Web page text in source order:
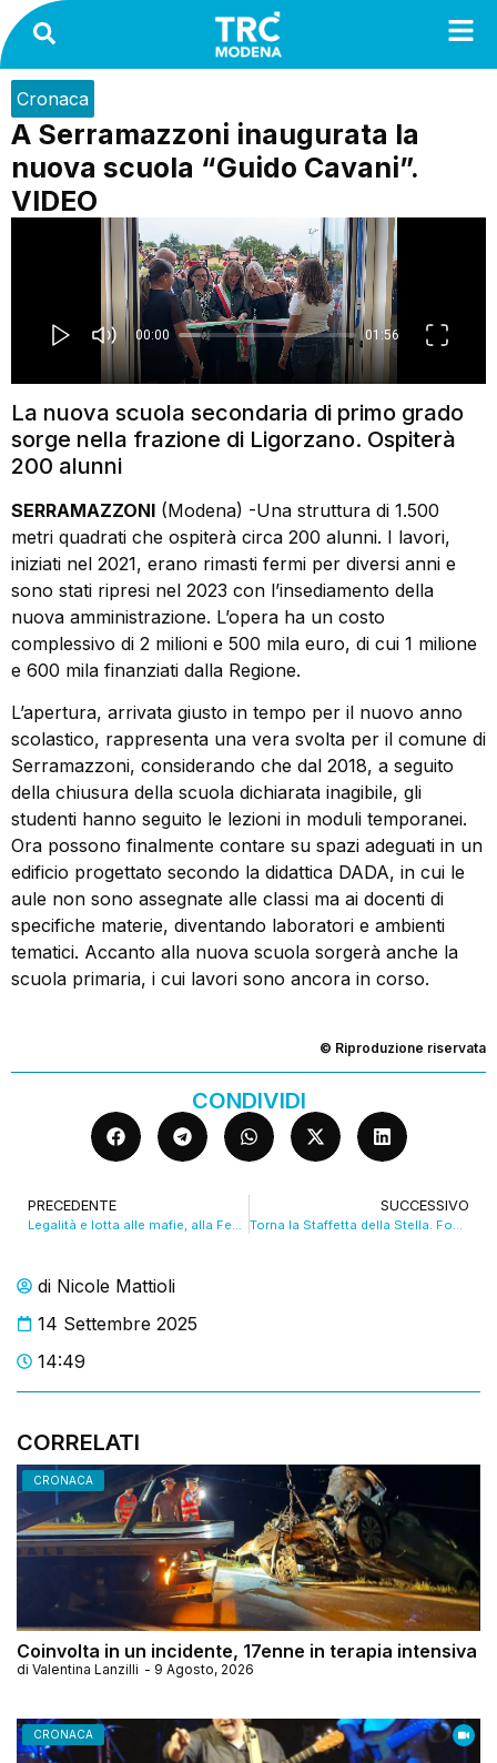
di Nicole Mattioli
14 Settembre 2025
14:49
CORRELATI
CRONACA
Coinvolta in un incidente, 17enne in terapia intensiva
di Valentina Lanzilli - 9 Agosto, 2026
CRONACA
Cronaca
A Serramazzoni inaugurata la
nuova scuola “Guido Cavani”.
VIDEO
La nuova scuola secondaria di primo grado
sorge nella frazione di Ligorzano. Ospiterà
200 alunni
SERRAMAZZONI (Modena) -Una struttura di 1.500
metri quadrati che ospiterà circa 200 alunni. I lavori,
iniziati nel 2021, erano rimasti fermi per diversi anni e
sono stati ripresi nel 2023 con l’insediamento della
nuova amministrazione. L’opera ha un costo
complessivo di 2 milioni e 500 mila euro, di cui 1 milione
e 600 mila finanziati dalla Regione.
L’apertura, arrivata giusto in tempo per il nuovo anno
scolastico, rappresenta una vera svolta per il comune di
Serramazzoni, considerando che dal 2018, a seguito
della chiusura della scuola dichiarata inagibile, gli
studenti hanno seguito le lezioni in moduli temporanei.
Ora possono finalmente contare su spazi adeguati in un
edificio progettato secondo la didattica DADA, in cui le
aule non sono assegnate alle classi ma ai docenti di
specifiche materie, diventando laboratori e ambienti
tematici. Accanto alla nuova scuola sorgerà anche la
scuola primaria, i cui lavori sono ancora in corso.
© Riproduzione riservata
CONDIVIDI
PRECEDENTE SUCCESSIVO